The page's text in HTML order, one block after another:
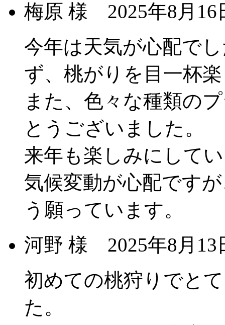
梅原 様
2025年8月
今年は天気が心配で
ず、桃がりを目一杯
また、色々な種類の
とうございました。
来年も楽しみにして
気候変動が心配です
う願っています。
河野 様
2025年8月
初めての桃狩りでと
た。